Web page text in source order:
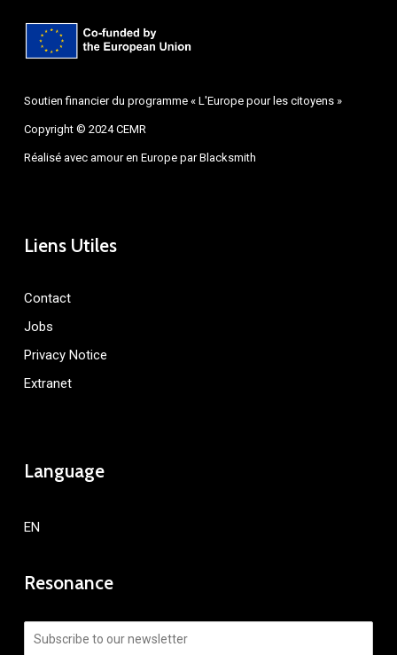
Soutien financier du programme « L'Europe pour les citoyens »
Copyright © 2024 CEMR
Réalisé avec amour en Europe parBlacksmith
Liens Utiles
Contact
Jobs
Privacy Notice
Extranet
Language
EN
Resonance